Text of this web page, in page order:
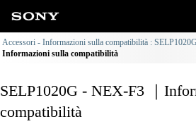
Accessori - Informazioni sulla compatibilità : SELP1020G
Informazioni sulla compatibilità
SELP1020G - NEX-F3 ｜
compatibilità